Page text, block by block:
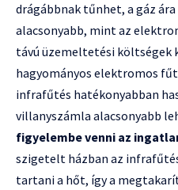
drágábbnak tűnhet, a gáz
alacsonyabb, mint az
távú üzemeltetési költségek
hagyományos elektromos
infrafűtés hatékonyabban
villanyszámla alacsonyabb
figyelembe venni az
szigetelt házban az
tartani a hőt, így a